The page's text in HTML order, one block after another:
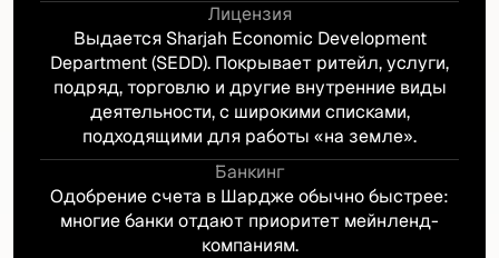
Лицензия
Выдается Sharjah Economic Development
Department (SEDD). Покрывает ритейл, услуги,
подряд, торговлю и другие внутренние виды
деятельности, с широкими списками,
подходящими для работы «на земле».
Банкинг
Одобрение счета в Шардже обычно быстрее:
многие банки отдают приоритет мейнленд-
компаниям.